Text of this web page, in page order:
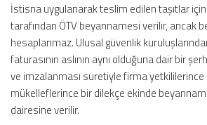
İstisna uygulanarak teslim edilen taşıtlar
tarafından ÖTV beyannamesi verilir, ancak
hesaplanmaz. Ulusal güvenlik
faturasının aslının aynı olduğuna dair bir
ve imzalanması suretiyle firma yetkililerince
mükelleflerince bir dilekçe ekinde
dairesine verilir.